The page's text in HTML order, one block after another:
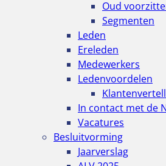
Oud
Segmenten
Leden
Ereleden
Medewerkers
Ledenvoordelen
In contact met de
Vacatures
Besluitvorming
Jaarverslag